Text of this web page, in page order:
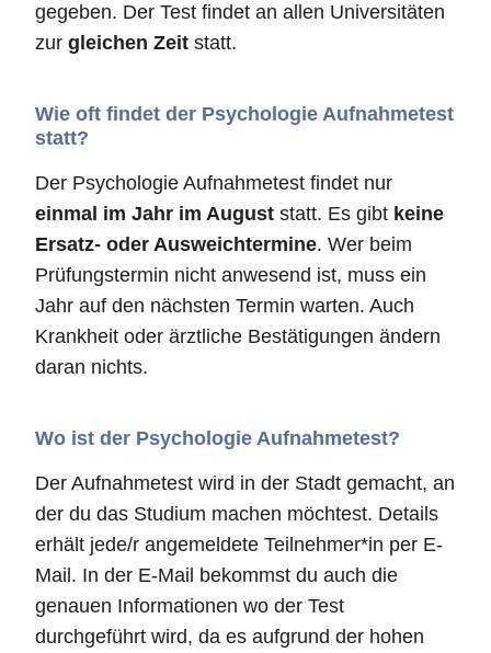
gegeben. Der Test findet an allen Universitäten
zur gleichen Zeit statt.
Wie oft findet der Psychologie Aufnahmetest
statt?
Der Psychologie Aufnahmetest findet nur
einmal im Jahr im August statt. Es gibt keine
Ersatz- oder Ausweichtermine. Wer beim
Prüfungstermin nicht anwesend ist, muss ein
Jahr auf den nächsten Termin warten. Auch
Krankheit oder ärztliche Bestätigungen ändern
daran nichts.
Wo ist der Psychologie Aufnahmetest?
Der Aufnahmetest wird in der Stadt gemacht, an
der du das Studium machen möchtest. Details
erhält jede/r angemeldete Teilnehmer*in per E-
Mail. In der E-Mail bekommst du auch die
genauen Informationen wo der Test
durchgeführt wird, da es aufgrund der hohen